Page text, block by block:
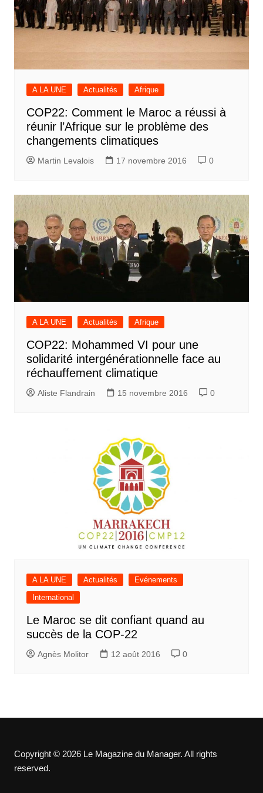
A LA UNE Actualités Afrique
COP22: Comment le Maroc a réussi à
réunir l’Afrique sur le problème des
changements climatiques
Martin Levalois 17 novembre 2016 0
A LA UNE Actualités Afrique
COP22: Mohammed VI pour une
solidarité intergénérationnelle face au
réchauffement climatique
Aliste Flandrain 15 novembre 2016 0
A LA UNE Actualités
Evénements
International
Le Maroc se dit confiant quand au
succès de la COP-22
Agnès Molitor 12 août 2016 0
Copyright © 2026 Le Magazine du Manager. All rights
reserved.